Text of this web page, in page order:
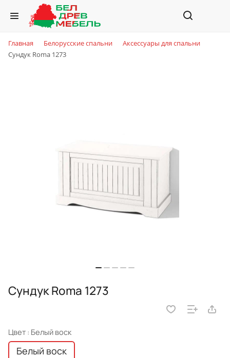
Главная Белорусские спальни
Аксессуары для спальни
Сундук Roma 1273
Сундук Roma 1273
Цвет : Белый воск
Белый воск